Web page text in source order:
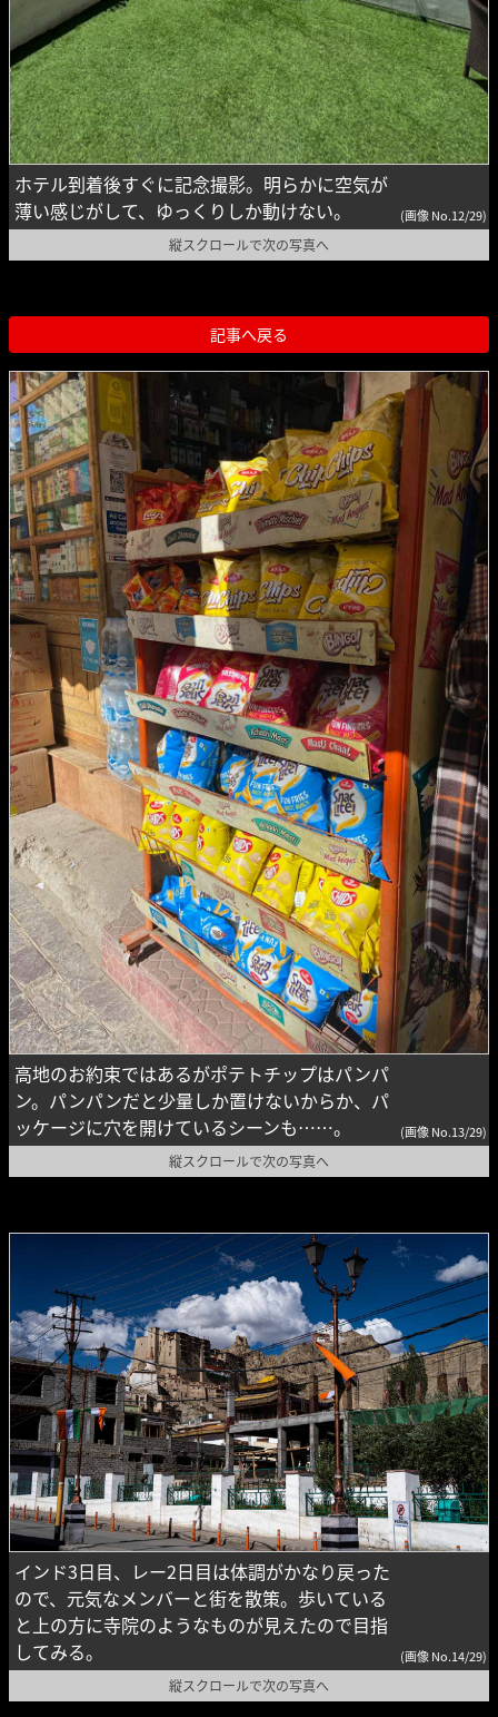
ホテル到着後すぐに記念撮影。明らかに空気が
薄い感じがして、ゆっくりしか動けない。
(画像 No.12/29)
縦スクロールで次の写真へ
記事へ戻る
高地のお約束ではあるがポテトチップはパンパ
ン。パンパンだと少量しか置けないからか、パ
ッケージに穴を開けているシーンも……。
(画像 No.13/29)
縦スクロールで次の写真へ
インド3日目、レー2日目は体調がかなり戻った
ので、元気なメンバーと街を散策。歩いている
と上の方に寺院のようなものが見えたので目指
してみる。
(画像 No.14/29)
縦スクロールで次の写真へ